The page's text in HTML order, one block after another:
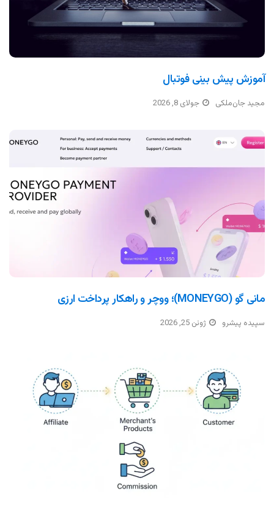
آموزش پیش بینی فوتبال
مجید جان‌ملکی جولای 8, 2026
مانی گو (MONEYGO)؛ ووچر و راهکار پرداخت ارزی
سپیده پیشرو ژوئن 25, 2026